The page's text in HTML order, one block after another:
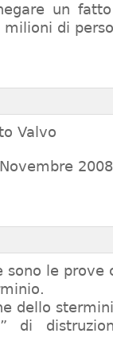
un
di
Valvo
sono le prove
dello
di